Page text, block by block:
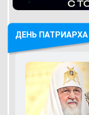
ДЕНЬ ПАТРИАРХА